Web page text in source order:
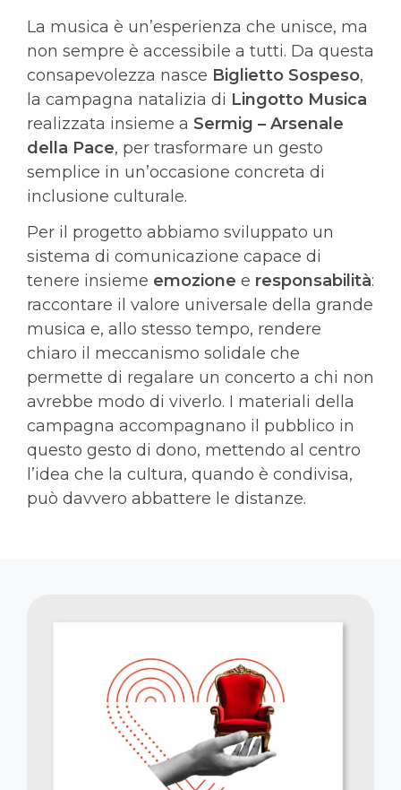
La musica è un’esperienza che unisce, ma
non sempre è accessibile a tutti. Da questa
consapevolezza nasce Biglietto Sospeso,
la campagna natalizia di Lingotto Musica
realizzata insieme a Sermig – Arsenale
della Pace, per trasformare un gesto
semplice in un’occasione concreta di
inclusione culturale.
Per il progetto abbiamo sviluppato un
sistema di comunicazione capace di
tenere insieme emozione e responsabilità:
raccontare il valore universale della grande
musica e, allo stesso tempo, rendere
chiaro il meccanismo solidale che
permette di regalare un concerto a chi non
avrebbe modo di viverlo. I materiali della
campagna accompagnano il pubblico in
questo gesto di dono, mettendo al centro
l’idea che la cultura, quando è condivisa,
può davvero abbattere le distanze.